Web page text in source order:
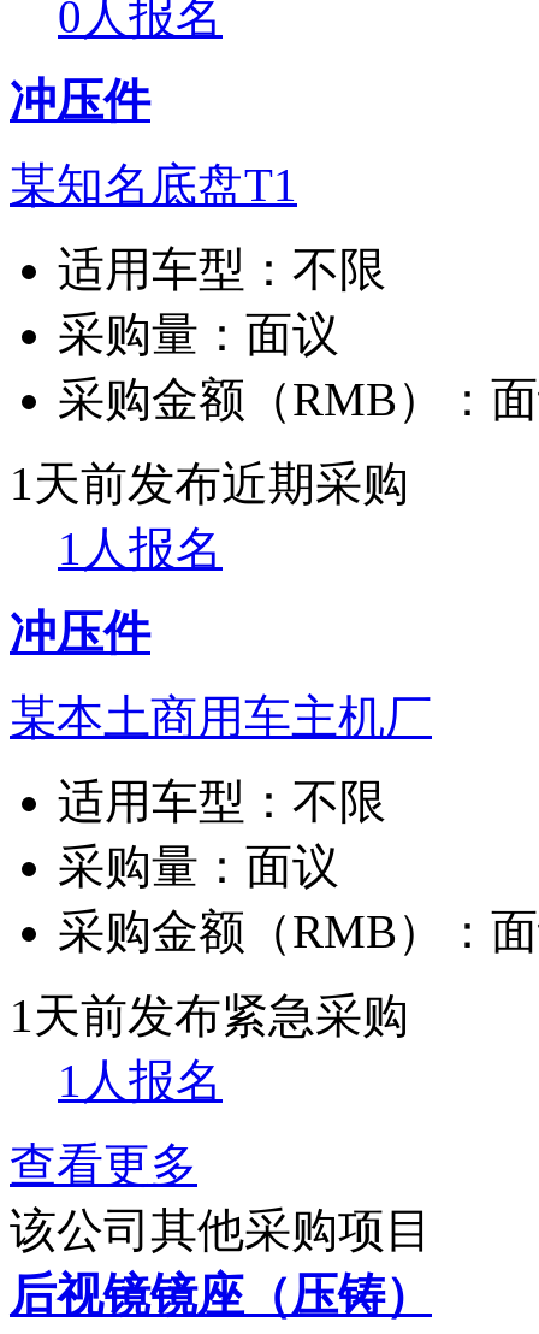
0人报名
冲压件
某知名底盘T1
适用车型： 不限
采购量： 面议
采购金额（RMB）：
1天前发布近期采购
1人报名
冲压件
某本土商用车主机厂
适用车型： 不限
采购量： 面议
采购金额（RMB）：
1天前发布紧急采购
1人报名
查看更多
该公司其他采购项目
后视镜镜座（压铸）